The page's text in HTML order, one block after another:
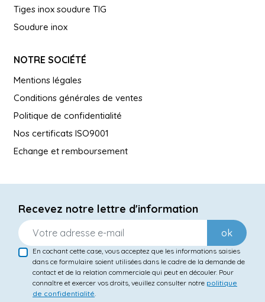
Tiges inox soudure TIG
Soudure inox
NOTRE SOCIÉTÉ
Mentions légales
Conditions générales de ventes
Politique de confidentialité
Nos certificats ISO9001
Echange et remboursement
Recevez notre lettre d'information
ok
En cochant cette case, vous acceptez que les informations saisies
dans ce formulaire soient utilisées dans le cadre de la demande de
contact et de la relation commerciale qui peut en découler. Pour
connaître et exercer vos droits, veuillez consulter notre politique
de confidentialité.